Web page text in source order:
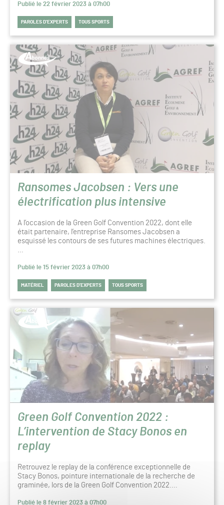
Publié le 22 février 2023 à 07h00
PAROLES D’EXPERTS TOUS SPORTS
Ransomes Jacobsen : Vers une
électrification plus intensive
A l’occasion de la Green Golf Convention 2022, dont elle
était partenaire, l’entreprise Ransomes Jacobsen a
esquissé les contours de ses futures machines électriques.
Publié le 15 février 2023 à 07h00
MATÉRIEL PAROLES D’EXPERTS TOUS SPORTS
Green Golf Convention 2022 :
L’intervention de Stacy Bonos en
replay
Retrouvez le replay de la conférence exceptionnelle de
Stacy Bonos, pointure internationale de la recherche de
graminée, lors de la Green Golf Convention 2022.…
Publié le 8 février 2023 à 07h00